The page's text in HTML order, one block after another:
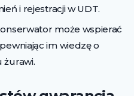
i rejestracji w UDT.
może wspierać
im wiedzę o
żurawi.